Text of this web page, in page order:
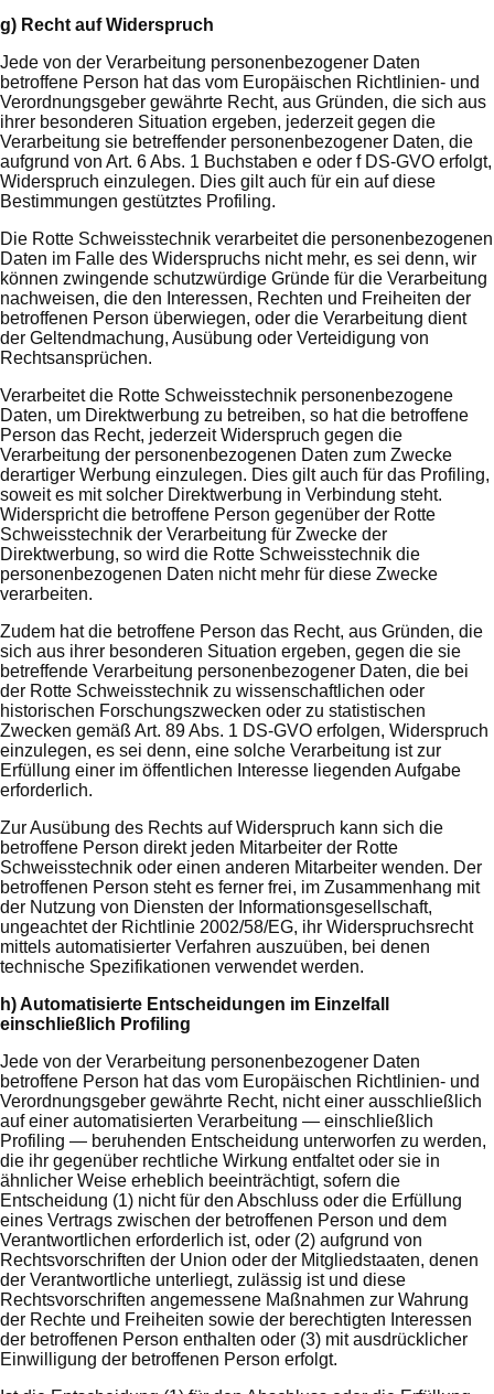
g) Recht auf Widerspruch
Jede von der Verarbeitung personenbezogener Daten
betroffene Person hat das vom Europäischen Richtlinien- und
Verordnungsgeber gewährte Recht, aus Gründen, die sich aus
ihrer besonderen Situation ergeben, jederzeit gegen die
Verarbeitung sie betreffender personenbezogener Daten, die
aufgrund von Art. 6 Abs. 1 Buchstaben e oder f DS-GVO erfolgt,
Widerspruch einzulegen. Dies gilt auch für ein auf diese
Bestimmungen gestütztes Profiling.
Die Rotte Schweisstechnik verarbeitet die personenbezogenen
Daten im Falle des Widerspruchs nicht mehr, es sei denn, wir
können zwingende schutzwürdige Gründe für die Verarbeitung
nachweisen, die den Interessen, Rechten und Freiheiten der
betroffenen Person überwiegen, oder die Verarbeitung dient
der Geltendmachung, Ausübung oder Verteidigung von
Rechtsansprüchen.
Verarbeitet die Rotte Schweisstechnik personenbezogene
Daten, um Direktwerbung zu betreiben, so hat die betroffene
Person das Recht, jederzeit Widerspruch gegen die
Verarbeitung der personenbezogenen Daten zum Zwecke
derartiger Werbung einzulegen. Dies gilt auch für das Profiling,
soweit es mit solcher Direktwerbung in Verbindung steht.
Widerspricht die betroffene Person gegenüber der Rotte
Schweisstechnik der Verarbeitung für Zwecke der
Direktwerbung, so wird die Rotte Schweisstechnik die
personenbezogenen Daten nicht mehr für diese Zwecke
verarbeiten.
Zudem hat die betroffene Person das Recht, aus Gründen, die
sich aus ihrer besonderen Situation ergeben, gegen die sie
betreffende Verarbeitung personenbezogener Daten, die bei
der Rotte Schweisstechnik zu wissenschaftlichen oder
historischen Forschungszwecken oder zu statistischen
Zwecken gemäß Art. 89 Abs. 1 DS-GVO erfolgen, Widerspruch
einzulegen, es sei denn, eine solche Verarbeitung ist zur
Erfüllung einer im öffentlichen Interesse liegenden Aufgabe
erforderlich.
Zur Ausübung des Rechts auf Widerspruch kann sich die
betroffene Person direkt jeden Mitarbeiter der Rotte
Schweisstechnik oder einen anderen Mitarbeiter wenden. Der
betroffenen Person steht es ferner frei, im Zusammenhang mit
der Nutzung von Diensten der Informationsgesellschaft,
ungeachtet der Richtlinie 2002/58/EG, ihr Widerspruchsrecht
mittels automatisierter Verfahren auszuüben, bei denen
technische Spezifikationen verwendet werden.
h) Automatisierte Entscheidungen im Einzelfall
einschließlich Profiling
Jede von der Verarbeitung personenbezogener Daten
betroffene Person hat das vom Europäischen Richtlinien- und
Verordnungsgeber gewährte Recht, nicht einer ausschließlich
auf einer automatisierten Verarbeitung — einschließlich
Profiling — beruhenden Entscheidung unterworfen zu werden,
die ihr gegenüber rechtliche Wirkung entfaltet oder sie in
ähnlicher Weise erheblich beeinträchtigt, sofern die
Entscheidung (1) nicht für den Abschluss oder die Erfüllung
eines Vertrags zwischen der betroffenen Person und dem
Verantwortlichen erforderlich ist, oder (2) aufgrund von
Rechtsvorschriften der Union oder der Mitgliedstaaten, denen
der Verantwortliche unterliegt, zulässig ist und diese
Rechtsvorschriften angemessene Maßnahmen zur Wahrung
der Rechte und Freiheiten sowie der berechtigten Interessen
der betroffenen Person enthalten oder (3) mit ausdrücklicher
Einwilligung der betroffenen Person erfolgt.